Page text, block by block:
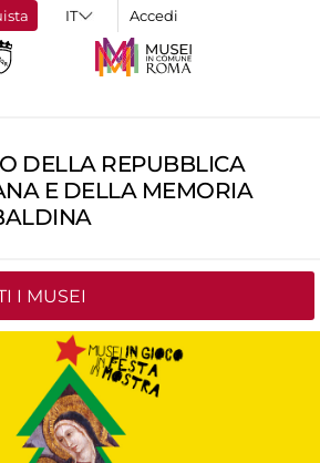
Accedi
DELLA REPUBBLICA
E DELLA MEMORIA
I MUSEI